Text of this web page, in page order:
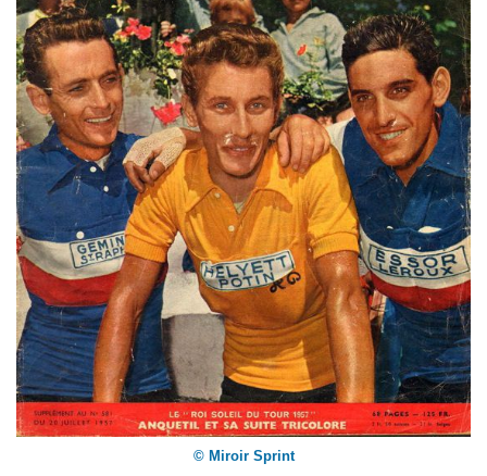
© Miroir Sprint